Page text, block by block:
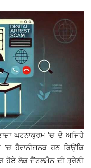
ਘਟਨਾਕ੍ਰਮ ’ਚ ਦੋ ਅਜਿਹੇ
ਹੈਰਾਨੀਜਨਕ ਹਨ ਕਿਉਂਕਿ
ਹੋਏ ਲੋਕ ਜੈਂਟਲਮੈਨ ਦੀ ਸ਼੍ਰੇਣੀ